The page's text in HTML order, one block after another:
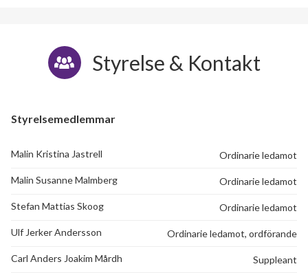
Styrelse & Kontakt
Styrelsemedlemmar
Malin Kristina Jastrell Ordinarie ledamot
Malin Susanne Malmberg Ordinarie ledamot
Stefan Mattias Skoog Ordinarie ledamot
Ulf Jerker Andersson Ordinarie ledamot, ordförande
Carl Anders Joakim Mårdh Suppleant